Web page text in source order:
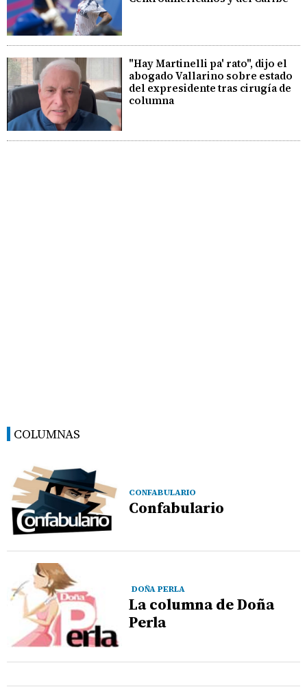
"Hay Martinelli pa' rato", dijo el
abogado Vallarino sobre estado
del expresidente tras cirugía de
columna
COLUMNAS
CONFABULARIO
Confabulario
DOÑA PERLA
La columna de Doña
Perla